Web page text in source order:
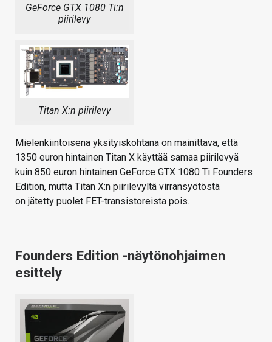
GeForce GTX 1080 Ti:n
piirilevy
Titan X:n piirilevy
Mielenkiintoisena yksityiskohtana on mainittava, että
1350 euron hintainen Titan X käyttää samaa piirilevyä
kuin 850 euron hintainen GeForce GTX 1080 Ti Founders
Edition, mutta Titan X:n piirilevyltä virransyötöstä
on jätetty puolet FET-transistoreista pois.
Founders Edition -näytönohjaimen
esittely